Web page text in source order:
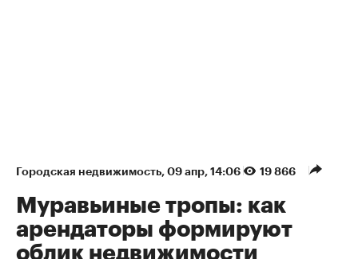
Городская недвижимость 09 апр, 14:06 19 866
Муравьиные тропы: как
арендаторы формируют
облик недвижимости